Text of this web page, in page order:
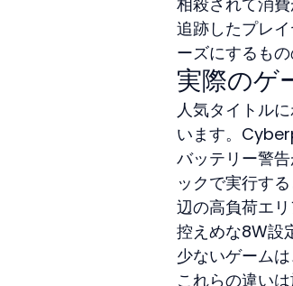
追跡したプレ
ーズにするも
実際のゲ
人気タイトル
います。
バッテリー警
ックで実行す
辺の高負荷エ
控えめな8W設
少ないゲーム
これらの違い